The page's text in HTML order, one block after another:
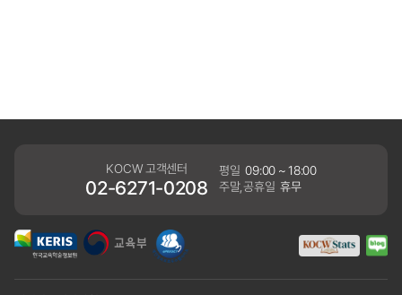
KOCW 고객센터
02-6271-0208
평일 09:00 ~ 18:00
주말,공휴일 휴무